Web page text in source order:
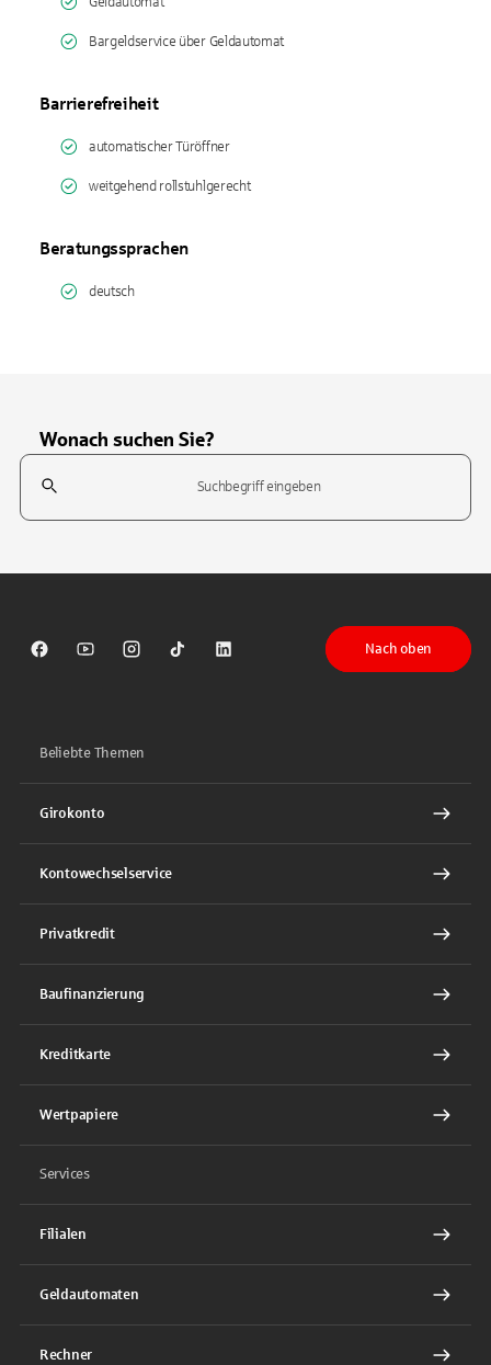
Bargeldservice über Geldautomat
Barrierefreiheit
automatischer Türöffner
weitgehend rollstuhlgerecht
Beratungssprachen
deutsch
Wonach suchen Sie?
Suchfeld
Sparkasse auf Facebook
Sparkasse auf Youtube
Sparkasse auf Instagram
Sparkasse auf TikTok
Sparkasse auf LinkedIn
Nach oben
Beliebte Themen
Girokonto
Kontowechselservice
Privatkredit
Baufinanzierung
Kreditkarte
Wertpapiere
Services
Filialen
Geldautomaten
Rechner